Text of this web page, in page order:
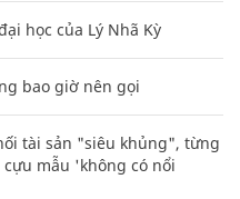
học của Lý Nhã Kỳ
bao giờ nên gọi
tài sản "siêu khủng", từng
mẫu 'không có nổi